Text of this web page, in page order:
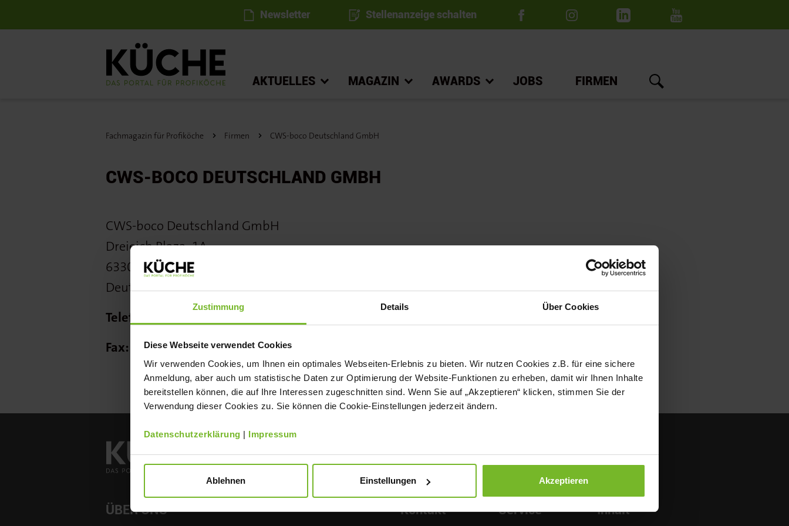
Zustimmung Details Über Cookies
Diese Webseite verwendet Cookies
Wir verwenden Cookies, um Ihnen ein optimales Webseiten-Erlebnis zu bieten. Wir nutzen Cookies z.B. für eine sichere
Anmeldung, aber auch um statistische Daten zur Optimierung der Website-Funktionen zu erheben, damit wir Ihnen Inhalte
bereitstellen können, die auf Ihre Interessen zugeschnitten sind. Wenn Sie auf „Akzeptieren“ klicken, stimmen Sie der
Verwendung dieser Cookies zu. Sie können die Cookie-Einstellungen jederzeit ändern.
Datenschutzerklärung | Impressum
Ablehnen Einstellungen Akzeptieren
Newsletter Stellenanzeige schalten
AKTUELLES MAGAZIN AWARDS JOBS FIRMEN
Fachmagazin für Profiköche Firmen CWS-boco Deutschland GmbH
CWS-BOCO DEUTSCHLAND GMBH
CWS-boco Deutschland GmbH
Dreieich Plaza1A
63303 Dreieich
Deutschland
Telefon:
Fax:
ÜBER UNS Kontakt Service Inhalt